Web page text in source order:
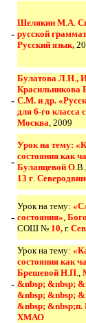
-
Шелякин М.А.
русской
Русский язык,
-
Булатова Л.Н.,
Красильникова
С.М. и др.
для 6-го класса
Москва, 2009
-
Урок на тему:
состояния как
Буланцевой О
13 г.
-
Урок на тему:
состояния»,
СОШ № 10, г.
-
Урок на тему:
состояния как
Брешевой Н.П.,
&nbsp; &nbsp;
&nbsp; &nbsp;
&nbsp; &nbsp;п.
ХМАО